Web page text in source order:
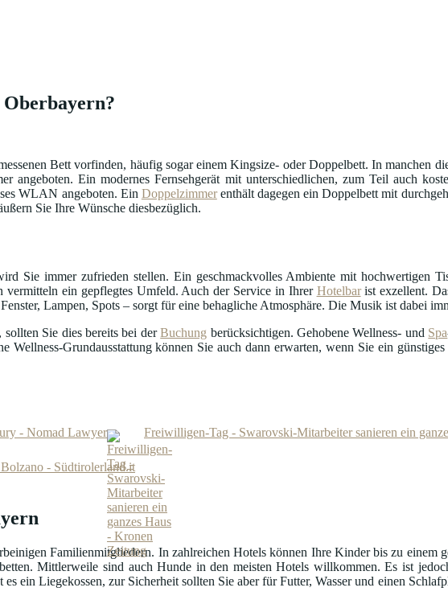
Bett vorfinden, häufig sogar einem Kingsize- oder Doppelbett. In manchen
angeboten. Ein modernes Fernsehgerät mit unterschiedlichen, zum Teil auch
WLAN angeboten. Ein Doppelzimmerenthält dagegen ein Doppelbett mit
Sie Ihre Wünsche diesbezüglich.
Sie immer zufrieden stellen. Ein geschmackvolles Ambiente mit hochwertigen
vermitteln ein gepflegtes Umfeld. Auch der Service in Ihrer Hotelbarist exzellent.
Lampen, Spots – sorgt für eine behagliche Atmosphäre. Die Musik ist dabei
sollten Sie dies bereits bei derBuchung berücksichtigen. Gehobene Wellness- und Spa
Grundausstattung können Sie auch dann erwarten, wenn Sie ein
- Nomad Lawyer Freiwilligen-Tag - Swarovski-Mitarbeiter sanieren ein
- Südtirolerland.it
Familienmitgliedern. In zahlreichen Hotels können Ihre Kinder bis zu einem
Mittlerweile sind auch Hunde in den meisten Hotels willkommen. Es ist
ein Liegekossen, zur Sicherheit sollten Sie aber für Futter, Wasser und einen